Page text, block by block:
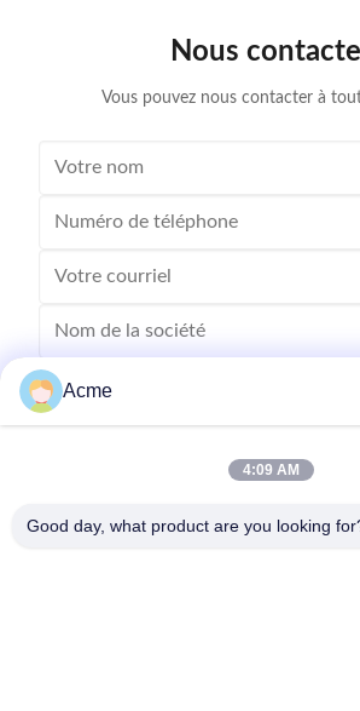
ultrasonic cleaning of engine parts,
Nous
Vous pouvez nous contacter à
Envoyez
Acme
4:09 AM
Good day, what product are you looking